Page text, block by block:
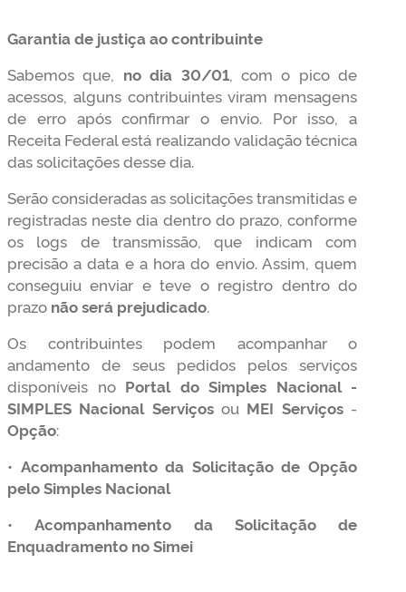
Garantia de justiça ao contribuinte
Sabemos que, no dia 30/01, com o pico de
acessos, alguns contribuintes viram mensagens
de erro após confirmar o envio. Por isso, a
Receita Federal está realizando validação técnica
das solicitações desse dia.
Serão consideradas as solicitações transmitidas e
registradas neste dia dentro do prazo, conforme
os logs de transmissão, que indicam com
precisão a data e a hora do envio. Assim, quem
conseguiu enviar e teve o registro dentro do
prazo não será prejudicado.
Os contribuintes podem acompanhar o
andamento de seus pedidos pelos serviços
disponíveis no Portal do Simples Nacional -
SIMPLES Nacional Serviçosou MEI Serviços-
Opção:
• Acompanhamento da Solicitação de Opção
pelo Simples Nacional
•Acompanhamento da Solicitação de
Enquadramento no Simei